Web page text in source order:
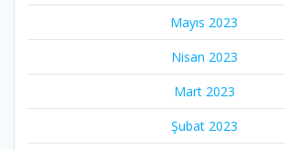
Mayıs 2023
Nisan 2023
Mart 2023
Şubat 2023